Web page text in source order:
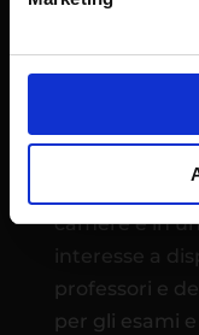
Università
Ministeriale
camere e in
interesse a
professori e
per gli esami